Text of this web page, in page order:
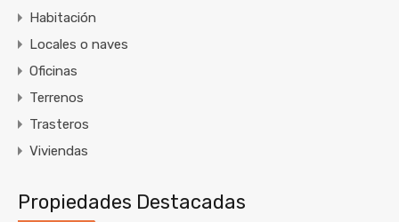
Habitación
Locales o naves
Oficinas
Terrenos
Trasteros
Viviendas
Propiedades Destacadas